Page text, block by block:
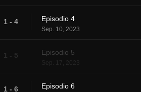
1 - 4 Episodio 4
Sep. 10, 2023
1 - 5 Episodio 5
Sep. 17, 2023
1 - 6 Episodio 6